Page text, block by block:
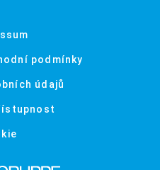
podmínky
údajů